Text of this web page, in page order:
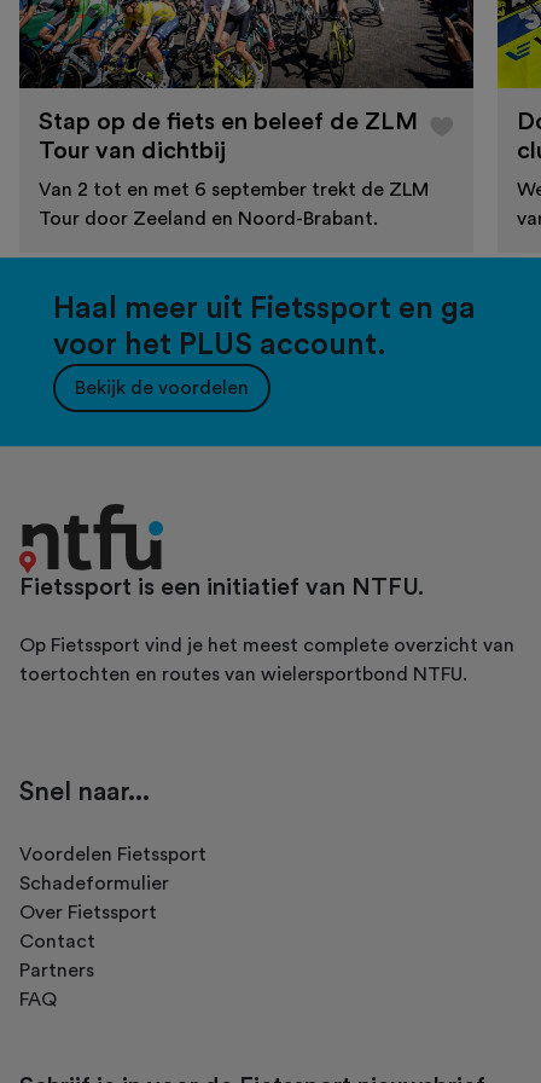
Stap op de fiets en beleef de ZLM
Tour van dichtbij
Van 2 tot en met 6 september trekt de ZLM
Tour door Zeeland en Noord-Brabant.
Haal meer uit Fietssport en ga
voor het PLUS account.
Bekijk de voordelen
Fietssport is een initiatief van NTFU.
Op Fietssport vind je het meest complete overzicht van
toertochten en routes van wielersportbond NTFU.
Snel naar...
Voordelen Fietssport
Schadeformulier
Over Fietssport
Contact
Partners
FAQ